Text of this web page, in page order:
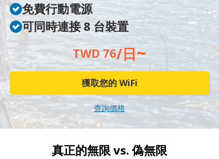
免費行動電源
可同時連接 8 台裝置
TWD 76/日~
獲取您的 WiFi
查詢價格
真正的無限 vs.偽無限